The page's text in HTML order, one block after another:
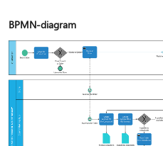
BPMN-diagram